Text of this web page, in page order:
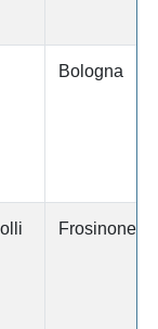
Bologna
Frosinone